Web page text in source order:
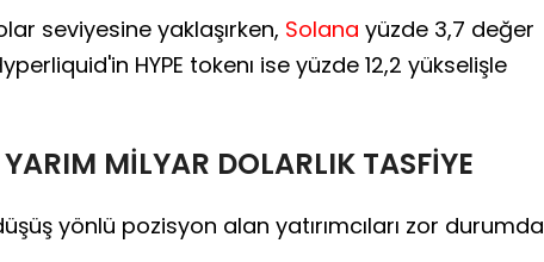
seviyesine yaklaşırken, Solana yüzde 3,7 değer
HYPE tokenı ise yüzde 12,2 yükselişle
MİLYAR DOLARLIK TASFİYE
yönlü pozisyon alan yatırımcıları zor durumda